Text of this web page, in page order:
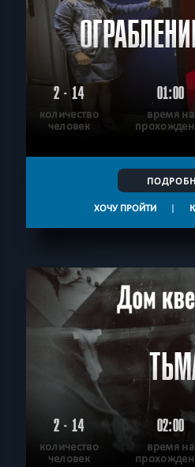
2 - 14
количество
человек
01:00
время на
ХОЧУ ПРОЙТИ |
2 - 14
количество
человек
02:00
время на